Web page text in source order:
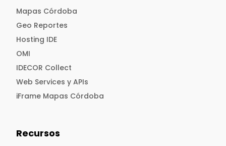
Mapas Córdoba
Geo Reportes
Hosting IDE
OMI
IDECOR Collect
Web Services y APIs
iFrame Mapas Córdoba
Recursos